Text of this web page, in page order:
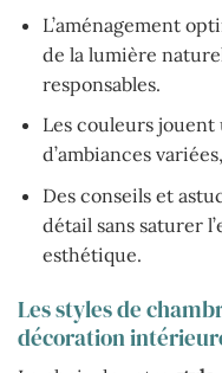
L’aménagement
de la lumière
responsables.
Les couleurs
d’ambiances
Des conseils et
détail sans saturer
esthétique.
Les styles de
décoration